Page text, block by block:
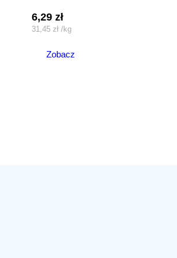
6,29zł
31,45zł /kg
Zobacz